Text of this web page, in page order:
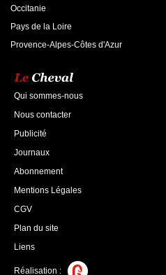
Occitanie
Pays de la Loire
Provence-Alpes-Côtes d'Azur
Qui sommes-nous
Nous contacter
Publicité
Journaux
Abonnement
Mentions Légales
CGV
Plan du site
Liens
Réalisation :